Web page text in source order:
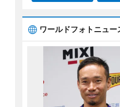
ワールドフォトニュー